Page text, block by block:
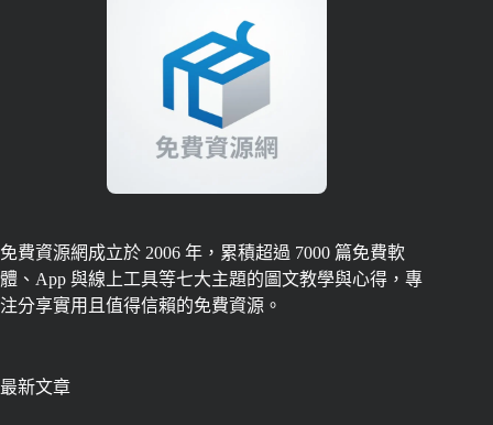
免費資源網成立於 2006 年，累積超過 7000 篇免費軟
體、App 與線上工具等七大主題的圖文教學與心得，專
注分享實用且值得信賴的免費資源。
最新文章